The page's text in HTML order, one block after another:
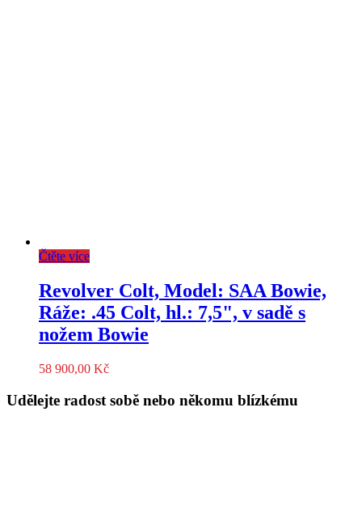
Čtěte více
Revolver Colt, Model: SAA Bowie,
Ráže: .45 Colt, hl.: 7,5", v sadě s
nožem Bowie
58 900,00 Kč
Udělejte radost sobě nebo někomu blízkému